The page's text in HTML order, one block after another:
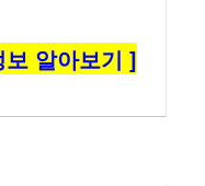
알아보기 ]